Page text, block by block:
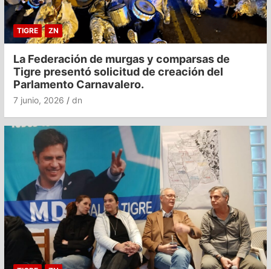
TIGRE ZN
La Federación de murgas y comparsas de
Tigre presentó solicitud de creación del
Parlamento Carnavalero.
7 junio, 2026 dn